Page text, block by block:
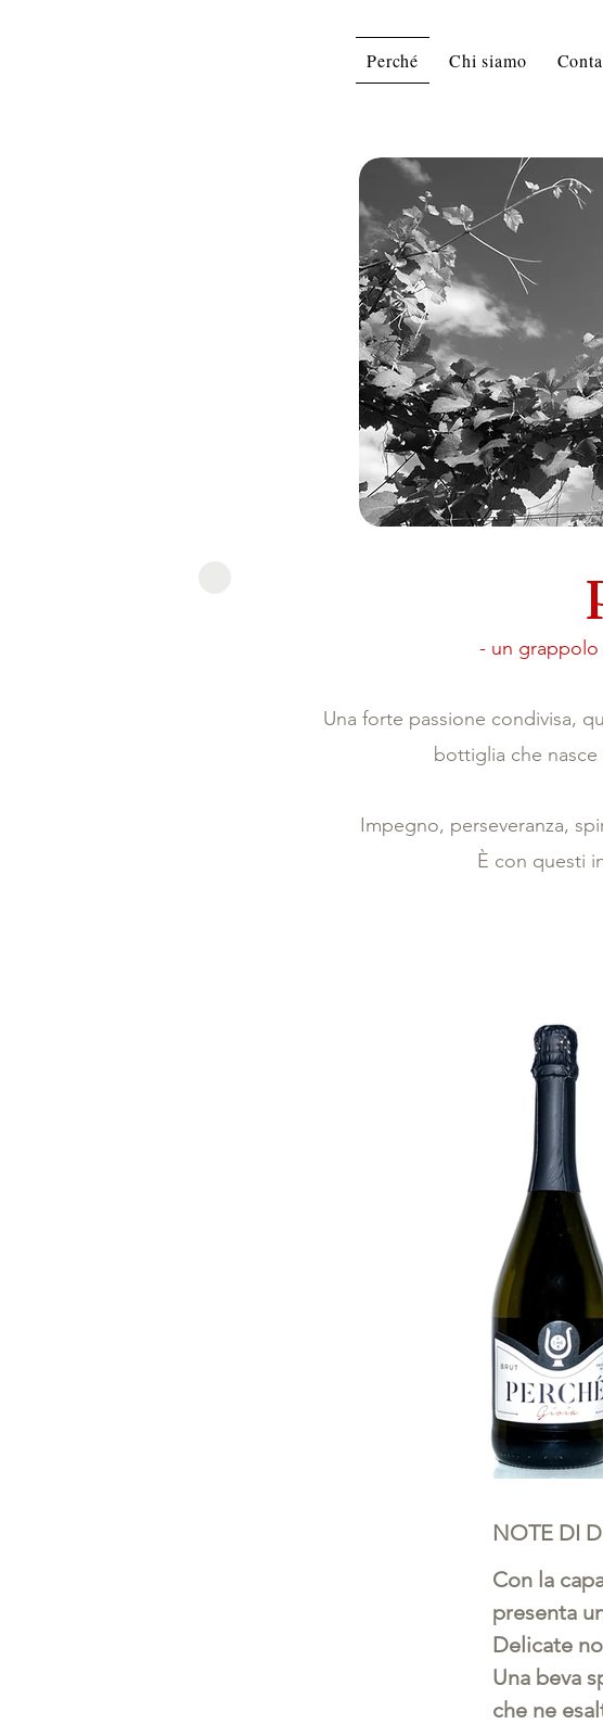
Perché Chi siamo
- un
Una forte passione condivisa,
bottiglia che
Impegno, perseveranza,
È con questi
NOTE DI
Con la
presenta
Delicate
Una beva
che ne